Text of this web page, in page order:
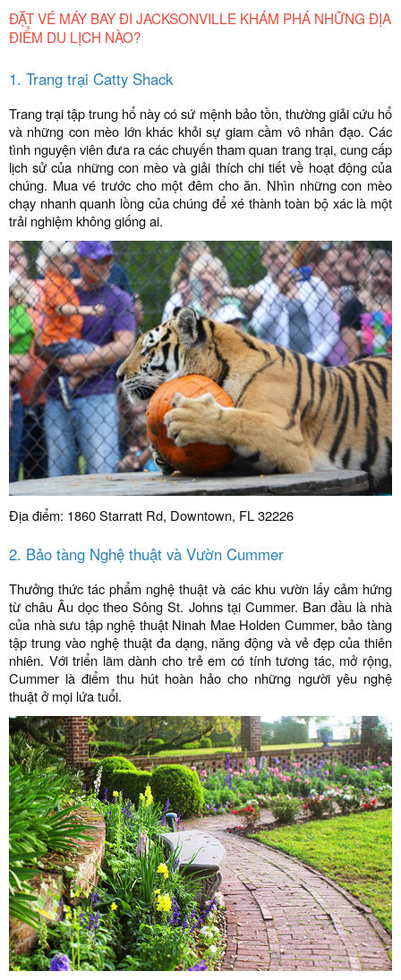
ĐẶT VÉ MÁY BAY ĐI JACKSONVILLE KHÁM PHÁ NHỮNG ĐỊA
ĐIỂM DU LỊCH NÀO?
1. Trang trại Catty Shack
Trang trại tập trung hổ này có sứ mệnh bảo tồn, thường giải cứu hổ
và những con mèo lớn khác khỏi sự giam cầm vô nhân đạo. Các
tình nguyện viên đưa ra các chuyến tham quan trang trại, cung cấp
lịch sử của những con mèo và giải thích chi tiết về hoạt động của
chúng. Mua vé trước cho một đêm cho ăn. Nhìn những con mèo
chạy nhanh quanh lồng của chúng để xé thành toàn bộ xác là một
trải nghiệm không giống ai.
Địa điểm: 1860 Starratt Rd, Downtown, FL 32226
2. Bảo tàng Nghệ thuật và Vườn Cummer
Thưởng thức tác phẩm nghệ thuật và các khu vườn lấy cảm hứng
từ châu Âu dọc theo Sông St. Johns tại Cummer. Ban đầu là nhà
của nhà sưu tập nghệ thuật Ninah Mae Holden Cummer, bảo tàng
tập trung vào nghệ thuật đa dạng, năng động và vẻ đẹp của thiên
nhiên. Với triển lãm dành cho trẻ em có tính tương tác, mở rộng,
Cummer là điểm thu hút hoàn hảo cho những người yêu nghệ
thuật ở mọi lứa tuổi.